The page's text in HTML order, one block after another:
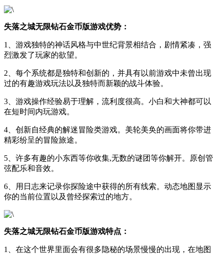
失落之城无限钻石金币版游戏优势：
1、游戏独特的神话风格与中世纪背景相结合，剧情紧凑，强
烈激发了玩家的欲望。
2、每个系统都是独特和创新的，并具有以前游戏中未曾出现
过的有趣游戏玩法以及独特而新颖的战斗体验。
3、游戏操作经验易于理解，流利度很高。小白和大神都可以
在短时间内玩游戏。
4、创新自经典的解迷冒险类游戏。美轮美奂的画面将你带进
精彩纷呈的冒险旅途。
5、许多有趣的小东西等你收集,无数的谜团等你解开。原创管
弦配乐和音效。
6、用日志来记录你探险途中获得的所有线索。动态地图显示
你的当前位置以及曾经探索过的地方。
失落之城无限钻石金币版游戏特点：
1、在这个世界里面会有很多隐秘的场景慢慢的出现，在地图